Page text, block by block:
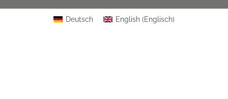
Deutsch English(Englisch)